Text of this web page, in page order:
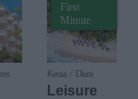
First
Minute
Kenia / Diani
Leisure